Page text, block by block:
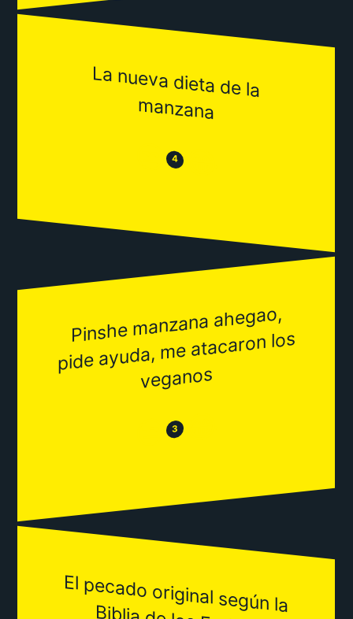
La nueva dieta de la
m
anzana
😒 4 😂
Pinshe
manzana ahegao,
pide ayuda,
me atacaron los
veganos
😒 3 😂
El pecado original según la